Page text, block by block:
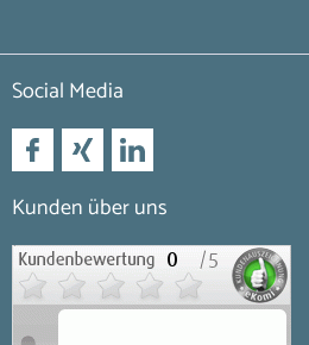
Social Media
Kunden über uns